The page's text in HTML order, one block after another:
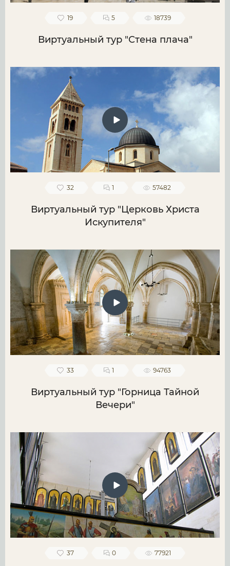
19 5 18739
Виртуальный тур "Стена плача"
32 1 57482
Виртуальный тур "Церковь Христа
Искупителя"
33 1 94763
Виртуальный тур "Горница Тайной
Вечери"
37 0 77921